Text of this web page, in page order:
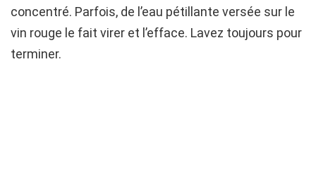
concentré. Parfois, de l’eau pétillante versée sur le
vin rouge le fait virer et l’efface. Lavez toujours pour
terminer.